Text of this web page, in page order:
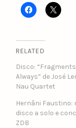
RELATED
Disco:
Always” de José
Nau Quartet
Hernâni Faustino:
disco a solo e
ZDB